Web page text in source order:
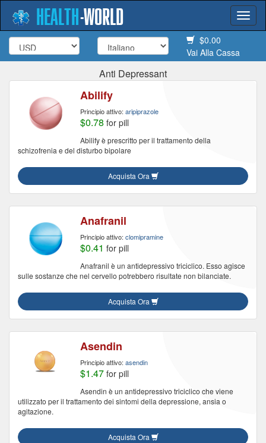
HEALTH-WORLD
$0.00
Vai Alla Cassa
Anti Depressant
Abilify
Principio attivo: aripiprazole
$0.78 for pill
Abilify è prescritto per il trattamento della
schizofrenia e del disturbo bipolare
Acquista Ora
Anafranil
Principio attivo: clomipramine
$0.41 for pill
Anafranil è un antidepressivo triciclico. Esso agisce
sulle sostanze che nel cervello potrebbero risultate non bilanciate.
Acquista Ora
Asendin
Principio attivo: asendin
$1.47 for pill
Asendin è un antidepressivo triciclico che viene
utilizzato per il trattamento dei sintomi della depressione, ansia o
agitazione.
Acquista Ora